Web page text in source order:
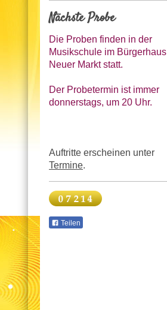
Nächste Probe
Die Proben finden in der
Musikschule im Bürgerhaus
Neuer Markt statt.
Der Probetermin ist immer
donnerstags, um 20 Uhr.
Auftritte erscheinen unter
Termine.
Teilen